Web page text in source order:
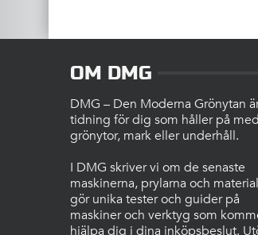
OM DMG
DMG – Den Moderna Grönytan
tidning för dig som håller på med
grönytor, mark eller underhåll.
I DMG skriver vi om de senaste
maskinerna, prylarna och
gör unika tester och guider på
maskiner och verktyg som
hjälpa dig i dina inköpsbeslut.